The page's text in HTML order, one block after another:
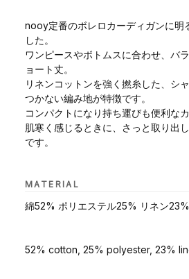
nooy定番のボレロカーディガンに明
した。
ワンピースやボトムスに合わせ、バ
ョート丈。
リネンコットンを強く撚糸した、シ
つかない編み地が特徴です。
コンパクトになり持ち運びも便利な
肌寒く感じるときに、さっと取り出
です。
MATERIAL
綿52% ポリエステル25% リネン23%
52% cotton, 25% polyester, 23%